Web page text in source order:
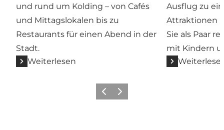
und rund um Kolding – von Cafés
und Mittagslokalen bis zu
Restaurants für einen Abend in der
Stadt.
Weiterlesen
Ausflug zu
Attraktionen
Sie als Paar
mit Kindern
Vorherige Folie
Nächste Folie